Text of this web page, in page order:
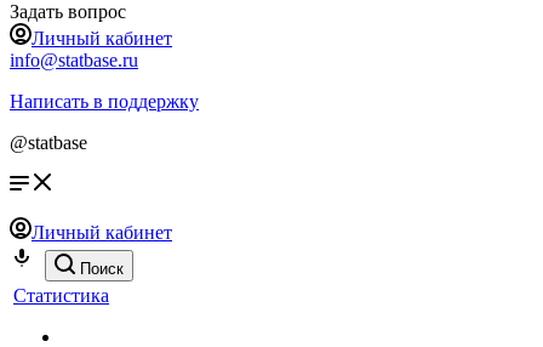
Задать вопрос
Личный кабинет
info@statbase.ru
Написать в поддержку
@statbase
Личный кабинет
Поиск
Статистика